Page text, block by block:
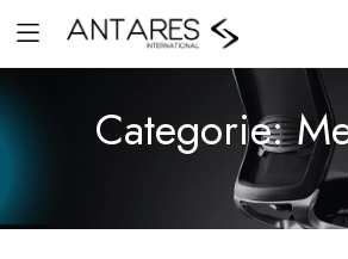
Categorie: